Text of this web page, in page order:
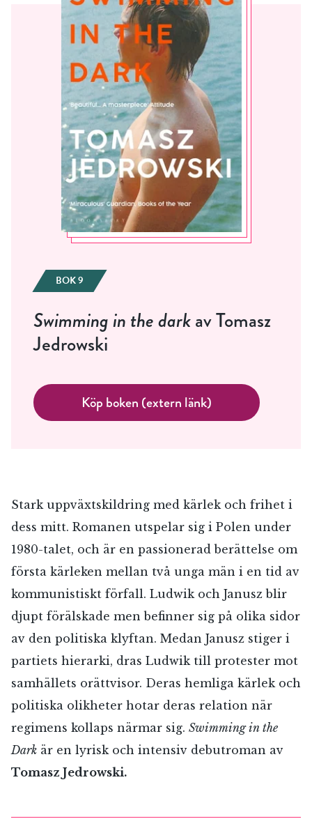
BOK 9
Swimming in the darkav Tomasz
Jedrowski
Köp boken (extern länk)
Stark uppväxtskildring med kärlek och frihet i
dess mitt. Romanen utspelar sig i Polen under
1980-talet, och är en passionerad berättelse om
första kärleken mellan två unga män i en tid av
kommunistiskt förfall. Ludwik och Janusz blir
djupt förälskade men befinner sig på olika sidor
av den politiska klyftan. Medan Janusz stiger i
partiets hierarki, dras Ludwik till protester mot
samhällets orättvisor. Deras hemliga kärlek och
politiska olikheter hotar deras relation när
regimens kollaps närmar sig. Swimming in the
Dark är en lyrisk och intensiv debutroman av
Tomasz Jedrowski.